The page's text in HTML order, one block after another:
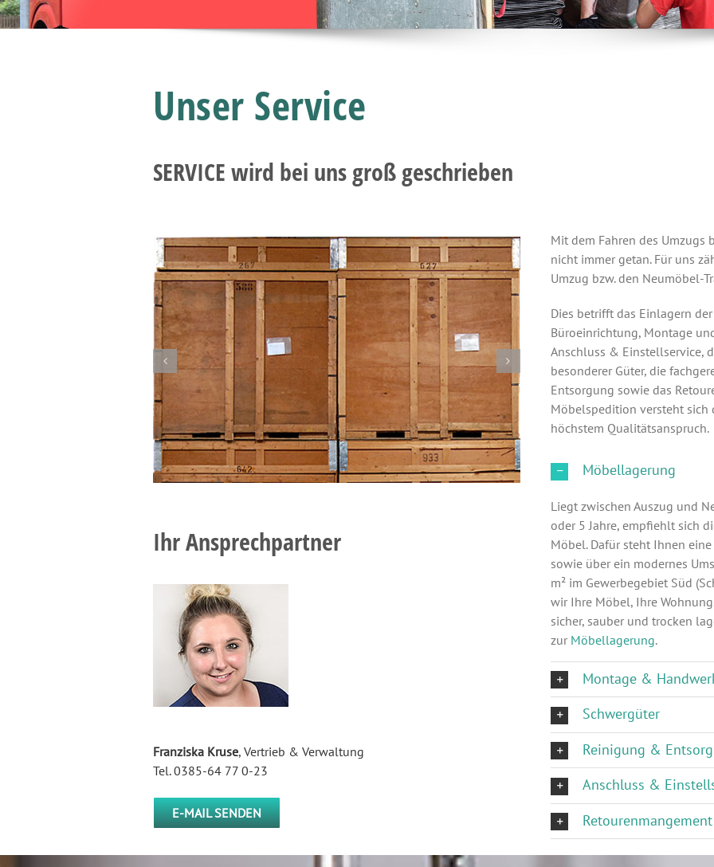
Unser Service
SERVICE wird bei uns groß geschrieben
Ihr Ansprechpartner
Franziska Kruse, Vertrieb & Verwaltung
Tel. 0385-64 77 0-23
E-MAIL SENDEN
Mit dem Fahren des Umzugs
nicht immer getan. Für uns
Umzug bzw. den Neumöbel-
Dies betrifft das Einlagern
Büroeinrichtung, Montage
Anschluss & Einstellservice,
besonderer Güter, die
Entsorgung sowie das
Möbelspedition versteht sich
höchstem Qualitätsanspruch.
Möbellagerung
Liegt zwischen Auszug und
oder 5 Jahre, empfiehlt sich
Möbel. Dafür steht Ihnen
sowie über ein modernes
m² im Gewerbegebiet Süd
wir Ihre Möbel, Ihre
sicher, sauber und trocken
zur Möbellagerung.
Montage &
Schwergüter
Reinigung &
Anschluss &
Retourenmangement